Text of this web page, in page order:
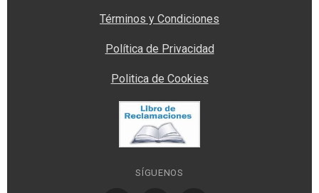
Términos y Condiciones
Política de Privacidad
Politica de Cookies
SÍGUENOS